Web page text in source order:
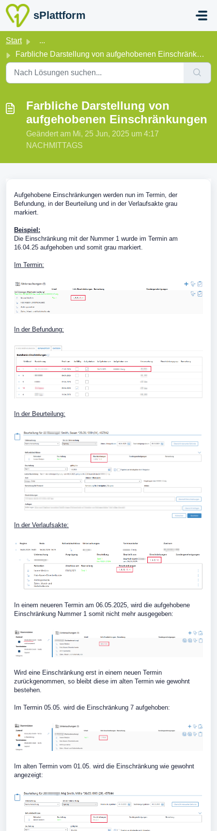
Zum hauptsächlichen Inhalt gehen
sPlattform
Start
...
Farbliche Darstellung von aufgehobenen Einschränkungen
Farbliche Darstellung von
aufgehobenen Einschränkungen
Geändert am Mi, 25 Jun, 2025 um 4:17
NACHMITTAGS
Aufgehobene Einschränkungen werden nun im Termin, der
Befundung, in der Beurteilung und in der Verlaufsakte grau
markiert.
Beispiel:
Die Einschränkung mit der Nummer 1 wurde im Termin am
16.04.25 aufgehoben und somit grau markiert.
Im Termin:
In der Befundung:
In der Beurteilung:
In der Verlaufsakte:
In einem neueren Termin am 06.05.2025, wird die aufgehobene
Einschränkung Nummer 1 somit nicht mehr ausgegeben:
Wird eine Einschränkung erst in einem neuen Termin
zurückgenommen, so bleibt diese im alten Termin wie gewohnt
bestehen.
Im Termin 05.05. wird die Einschränkung 7 aufgehoben:
Im alten Termin vom 01.05. wird die Einschränkung wie gewohnt
angezeigt: